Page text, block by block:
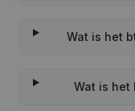
Wat is het
Wat is het